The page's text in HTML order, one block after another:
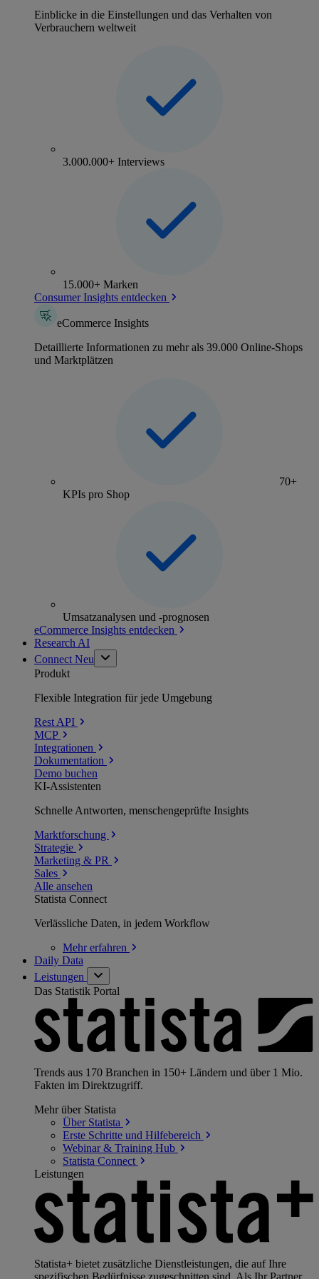
Einblicke in die Einstellungen und das Verhalten von
Verbrauchern weltweit
3.000.000+ Interviews
15.000+ Marken
Consumer Insights entdecken
eCommerce Insights
Detaillierte Informationen zu mehr als 39.000 Online-Shops
und Marktplätzen
70+
KPIs pro Shop
Umsatzanalysen und -prognosen
eCommerce Insights entdecken
Research AI
Connect Neu
Produkt
Flexible Integration für jede Umgebung
Rest API
MCP
Integrationen
Dokumentation
Demo buchen
KI-Assistenten
Schnelle Antworten, menschengeprüfte Insights
Marktforschung
Strategie
Marketing & PR
Sales
Alle ansehen
Statista Connect
Verlässliche Daten, in jedem Workflow
Mehrerfahren
Daily Data
Leistungen
Das Statistik Portal
Trends aus 170 Branchen in 150+ Ländern und über 1 Mio.
Fakten im Direktzugriff.
Mehr über Statista
Über Statista
Erste Schritte und Hilfebereich
Webinar & Training Hub
Statista Connect
Leistungen
Statista+ bietet zusätzliche Dienstleistungen, die auf Ihre
spezifischen Bedürfnisse zugeschnitten sind. Als Ihr Partner